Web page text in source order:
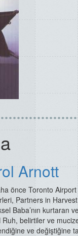
Arnott
önce Toronto Airport
Partners in
Baba’nın kurtaran
belirtiler ve
ve değiştiğine